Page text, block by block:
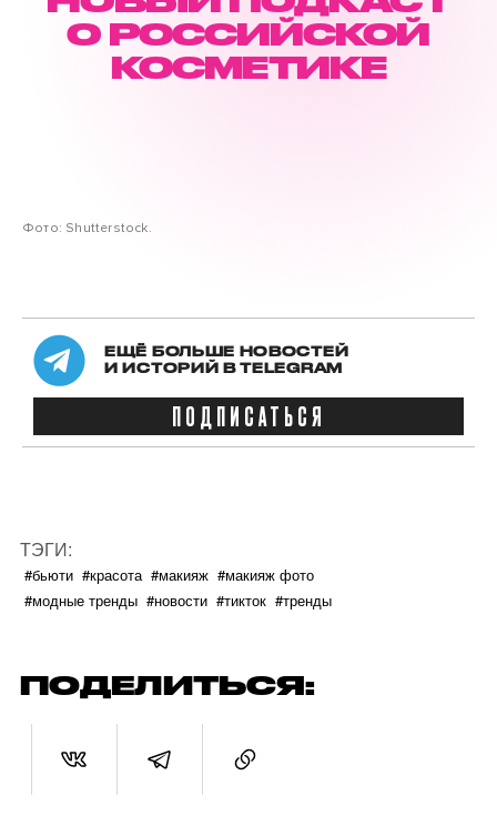
О РОССИЙСКОЙ
КОСМЕТИКЕ
Фото: Shutterstock.
ЕЩЁ БОЛЬШЕ НОВОСТЕЙ
И ИСТОРИЙ В TELEGRAM
ПОДПИСАТЬСЯ
ТЭГИ:
#бьюти #красота #макияж #макияж фото
#модные тренды #новости #тикток #тренды
ПОДЕЛИТЬСЯ: